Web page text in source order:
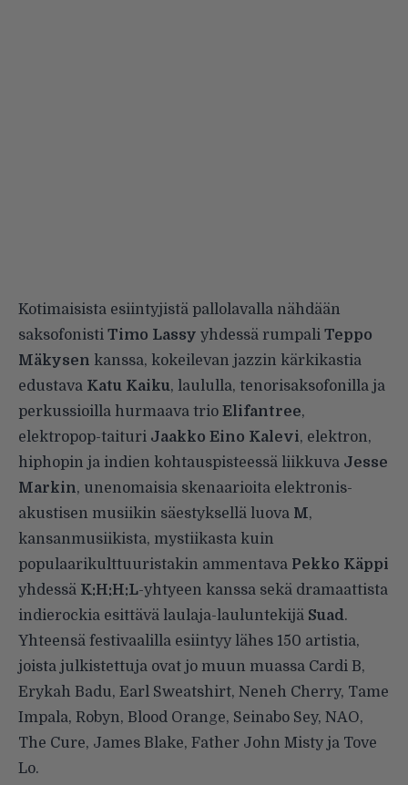
Kotimaisista esiintyjistä pallolavalla nähdään
saksofonisti Timo Lassy yhdessä rumpali Teppo
Mäkysen kanssa, kokeilevan jazzin kärkikastia
edustava Katu Kaiku, laululla, tenorisaksofonilla ja
perkussioilla hurmaava trio Elifantree,
elektropop-taituri Jaakko Eino Kalevi, elektron,
hiphopin ja indien kohtauspisteessä liikkuva Jesse
Markin, unenomaisia skenaarioita elektronis-
akustisen musiikin säestyksellä luova M,
kansanmusiikista, mystiikasta kuin
populaarikulttuuristakin ammentava Pekko Käppi
yhdessä K:H:H:L-yhtyeen kanssa sekä dramaattista
indierockia esittävä laulaja-lauluntekijä Suad.
Yhteensä festivaalilla esiintyy lähes 150 artistia,
joista julkistettuja ovat jo muun muassa Cardi B,
Erykah Badu, Earl Sweatshirt, Neneh Cherry, Tame
Impala, Robyn, Blood Orange, Seinabo Sey, NAO,
The Cure, James Blake, Father John Misty ja Tove
Lo.